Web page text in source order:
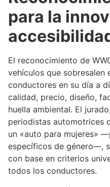
para la
El reconocimiento de
vehículos que sobresalen
conductores en su día a
calidad, precio, diseño,
huella ambiental. El
periodistas automotrices
un «auto para mujeres»
específicos de género—,
con base en criterios
todos los conductores.